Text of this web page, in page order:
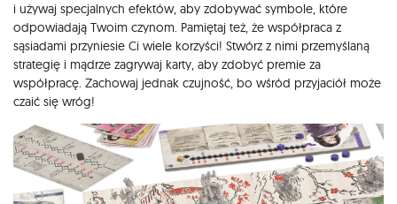
i używaj specjalnych efektów, aby zdobywać symbole, które
odpowiadają Twoim czynom. Pamiętaj też, że współpraca z
sąsiadami przyniesie Ci wiele korzyści! Stwórz z nimi przemyślaną
strategię i mądrze zagrywaj karty, aby zdobyć premie za
współpracę. Zachowaj jednak czujność, bo wśród przyjaciół może
czaić się wróg!